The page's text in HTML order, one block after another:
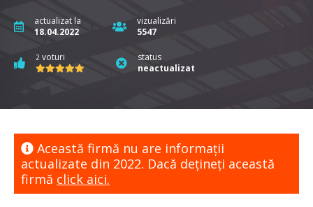
actualizat la
18.04.2022
vizualizări
5547
2 voturi
status
neactualizat
Această firmă nu are informaţii
actualizate din 2022. Dacă dețineți această
firmă click aici.